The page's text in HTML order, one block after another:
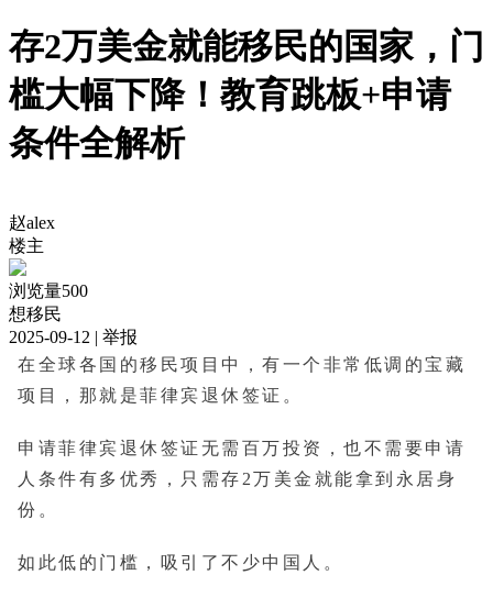
存2万美金就能移民的国家，门
槛大幅下降！教育跳板+申请
条件全解析
赵alex
楼主
浏览量500
想移民
2025-09-12 | 举报
在全球各国的移民项目中，有一个非常低调的宝藏
项目，那就是菲律宾退休签证。
申请菲律宾退休签证无需百万投资，也不需要申请
人条件有多优秀，只需存2万美金就能拿到永居身
份。
如此低的门槛，吸引了不少中国人。